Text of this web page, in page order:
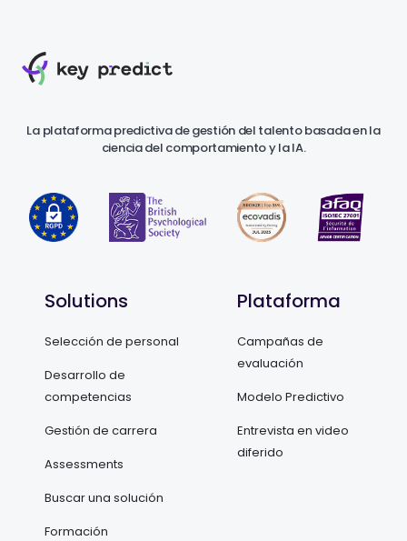
La plataforma predictiva de gestión del talento basada en la
ciencia del comportamiento y la IA.
Solutions
Selección de personal
Desarrollo de
competencias
Gestión de carrera
Assessments
Buscar una solución
Formación
Plataforma
Campañas de
evaluación
Modelo Predictivo
Entrevista en video
diferido